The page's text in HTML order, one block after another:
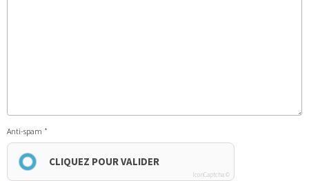
Anti-spam
CLIQUEZ POUR VALIDER
IconCaptcha ©